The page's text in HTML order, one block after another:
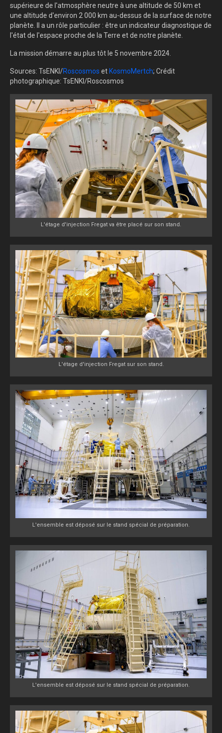
supérieure de l'atmosphère neutre à une altitude de 50 km et
une altitude d'environ 2 000 km au-dessus de la surface de notre
planète. Il a un rôle particulier : être un indicateur diagnostique de
l'état de l'espace proche de la Terre et de notre planète.
La mission démarre au plus tôt le 5 novembre 2024.
Sources: TsENKI/Roscosmos et KosmoMertch; Crédit
photographique: TsENKI/Roscosmos
L'étage d'injection Fregat va être placé sur son stand.
L'étage d'injection Fregat sur son stand.
L'ensemble est déposé sur le stand spécial de préparation.
L'ensemble est déposé sur le stand spécial de préparation.